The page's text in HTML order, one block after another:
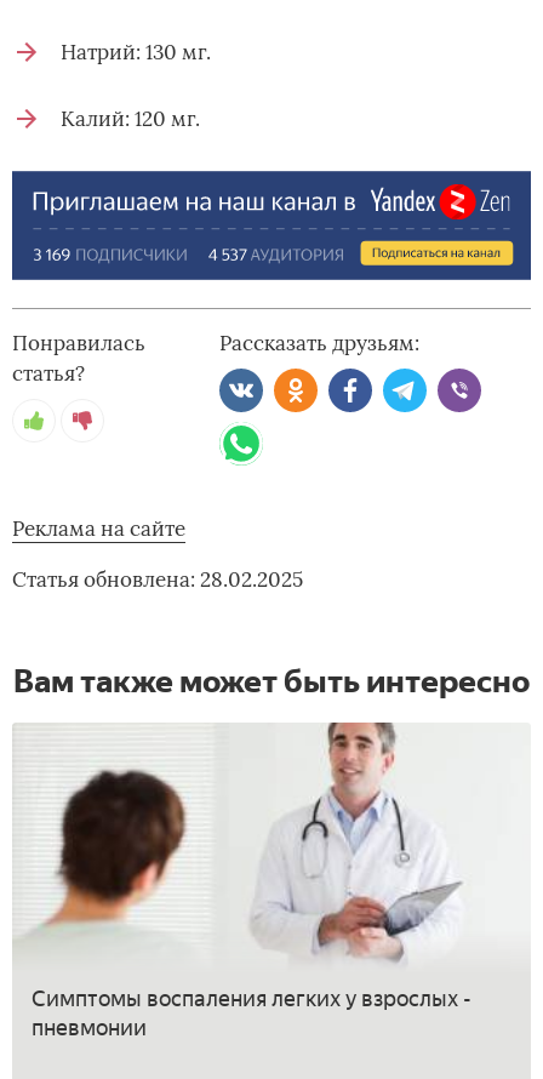
Натрий: 130 мг.
Калий: 120 мг.
Понравилась
статья?
Рассказать друзьям:
Реклама на сайте
Статья обновлена: 28.02.2025
Вам также может быть интересно
Симптомы воспаления легких у взрослых -
пневмонии